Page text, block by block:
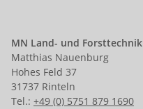
MN Land- und Forsttechnik
Matthias Nauenburg
Hohes Feld 37
31737 Rinteln
Tel.: +49 (0) 5751 879 1690